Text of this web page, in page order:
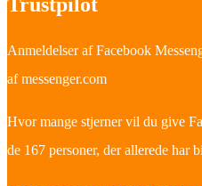
Anmeldelser af Facebook
af messenger.com
Hvor mange stjerner vil du give
de 167 personer, der allerede har